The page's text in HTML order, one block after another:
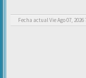
Fecha actual Vie Ago 07, 2026